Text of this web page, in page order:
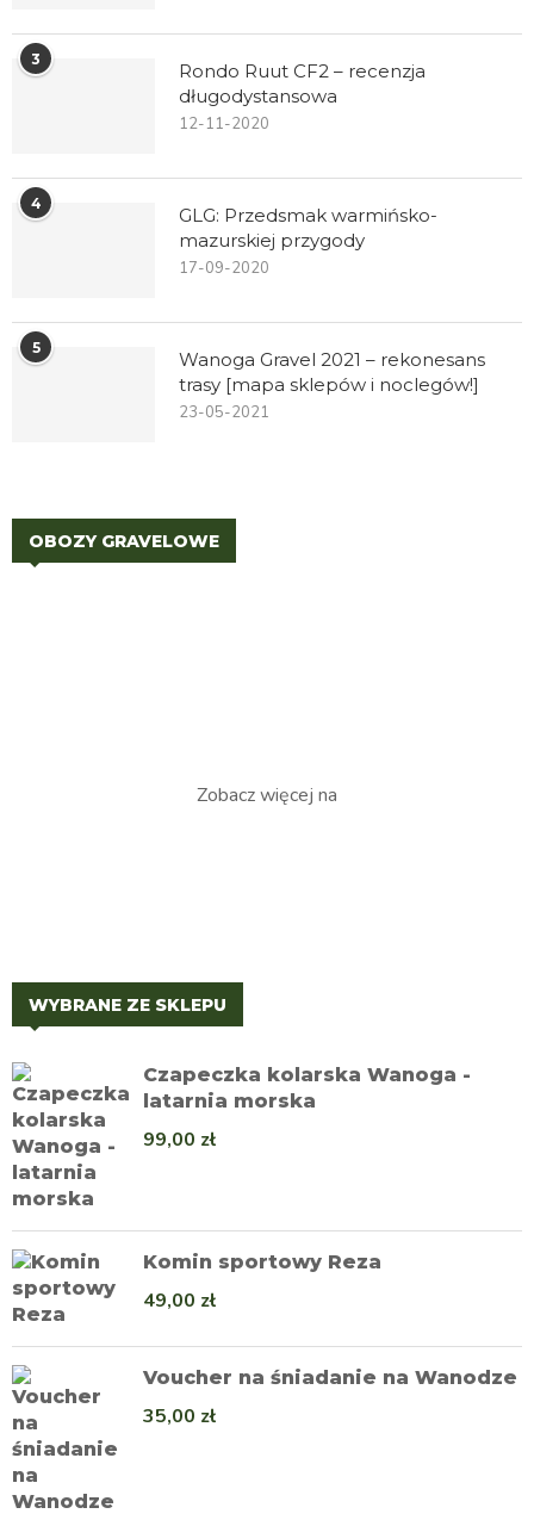
3
Rondo Ruut CF2 – recenzja
długodystansowa
12-11-2020
4
GLG: Przedsmak warmińsko-
mazurskiej przygody
17-09-2020
5
Wanoga Gravel 2021 – rekonesans
trasy [mapa sklepów i noclegów!]
23-05-2021
OBOZY GRAVELOWE
Zobacz więcej na
WYBRANE ZE SKLEPU
Czapeczka kolarska Wanoga -
latarnia morska
99,00 zł
Komin sportowy Reza
49,00 zł
Voucher na śniadanie na Wanodze
35,00 zł